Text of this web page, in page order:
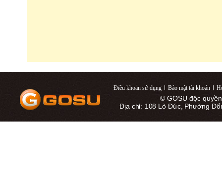
Điều khoản sử dụng | Bảo mật tài khoản |
© GOSU độc
Địa chỉ: 108 Lò Đúc, Phường